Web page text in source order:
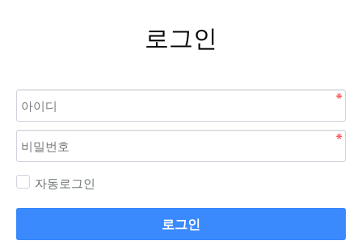
로그인
자동로그인
로그인